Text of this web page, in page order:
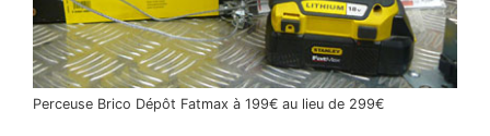
Perceuse Brico Dépôt Fatmax à 199€ au lieu de 299€